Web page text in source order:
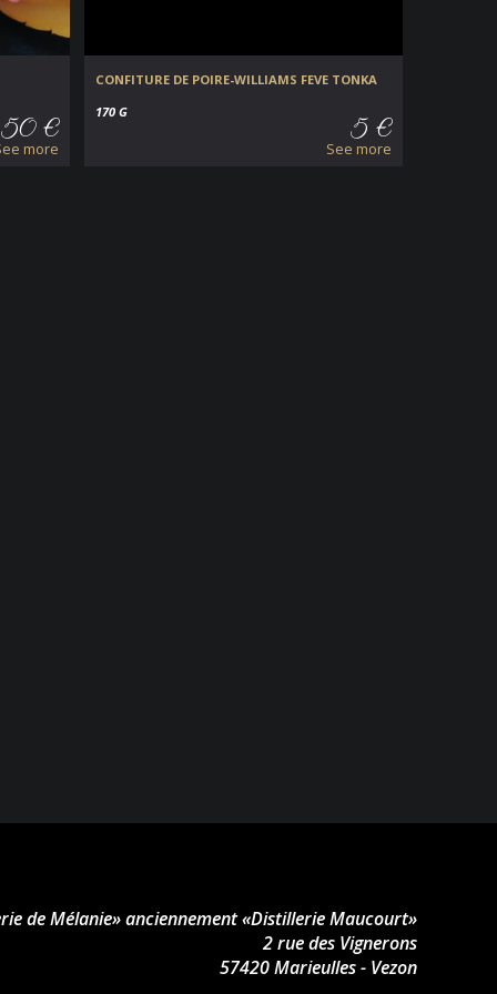
€
more
CONFITURE DE POIRE-WILLIAMS FEVE TONKA
170 G
5 €
See more
de Mélanie» anciennement «Distillerie Maucourt»
2 rue des Vignerons
57420 Marieulles - Vezon